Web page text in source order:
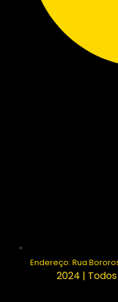
Endereço: Rua
2024 |